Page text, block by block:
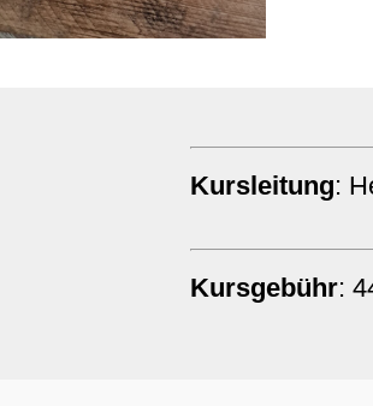
Kursleitung:
Kursgebühr: